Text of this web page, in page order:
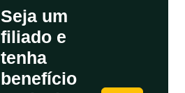
Seja um
filiado e
tenha
benefício